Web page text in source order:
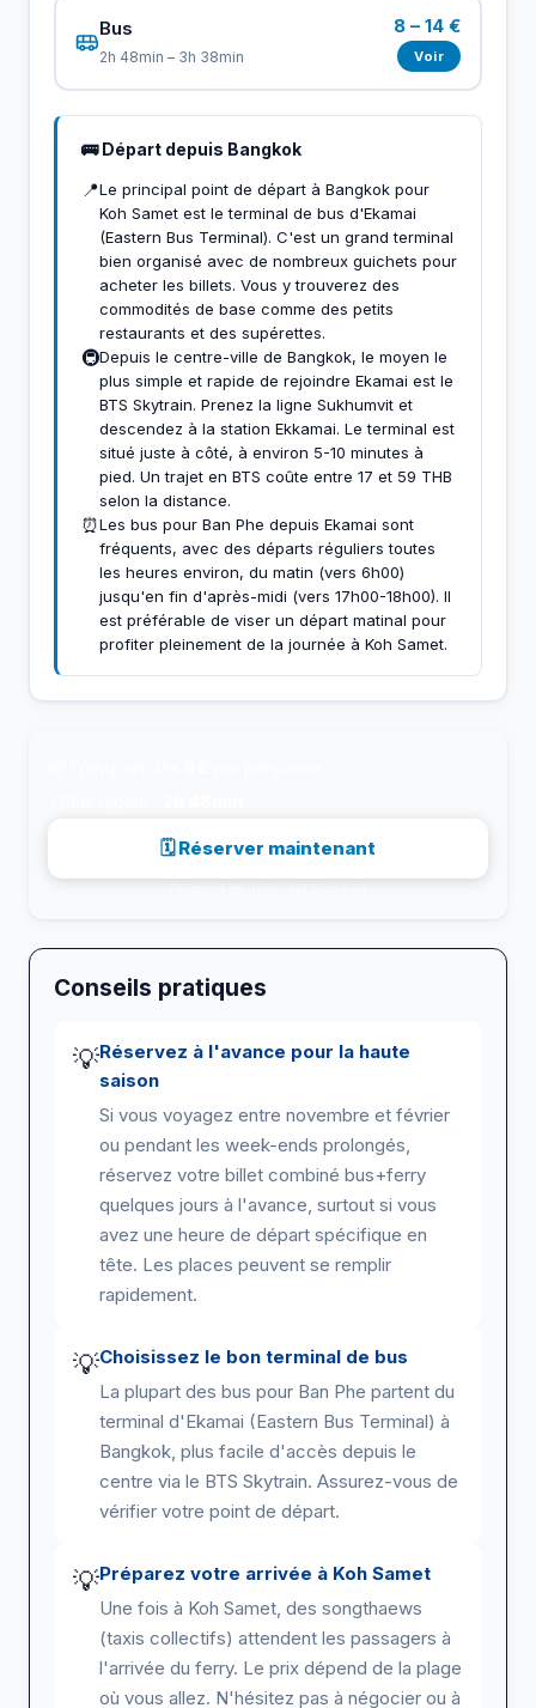
Bus
2h 48min – 3h 38min
8 – 14 €
Voir
🚌 Départ depuis Bangkok
📍Le principal point de départ à Bangkok pour
Koh Samet est le terminal de bus d'Ekamai
(Eastern Bus Terminal). C'est un grand terminal
bien organisé avec de nombreux guichets pour
acheter les billets. Vous y trouverez des
commodités de base comme des petits
restaurants et des supérettes.
🚇Depuis le centre-ville de Bangkok, le moyen le
plus simple et rapide de rejoindre Ekamai est le
BTS Skytrain. Prenez la ligne Sukhumvit et
descendez à la station Ekkamai. Le terminal est
situé juste à côté, à environ 5-10 minutes à
pied. Un trajet en BTS coûte entre 17 et 59 THB
selon la distance.
⏰Les bus pour Ban Phe depuis Ekamai sont
fréquents, avec des départs réguliers toutes
les heures environ, du matin (vers 6h00)
jusqu'en fin d'après-midi (vers 17h00-18h00). Il
est préférable de viser un départ matinal pour
profiter pleinement de la journée à Koh Samet.
🗓 Réserver maintenant
Conseils pratiques
💡Réservez à l'avance pour la haute
saison
Si vous voyagez entre novembre et février
ou pendant les week-ends prolongés,
réservez votre billet combiné bus+ferry
quelques jours à l'avance, surtout si vous
avez une heure de départ spécifique en
tête. Les places peuvent se remplir
rapidement.
💡Choisissez le bon terminal de bus
La plupart des bus pour Ban Phe partent du
terminal d'Ekamai (Eastern Bus Terminal) à
Bangkok, plus facile d'accès depuis le
centre via le BTS Skytrain. Assurez-vous de
vérifier votre point de départ.
💡Préparez votre arrivée à Koh Samet
Une fois à Koh Samet, des songthaews
(taxis collectifs) attendent les passagers à
l'arrivée du ferry. Le prix dépend de la plage
où vous allez. N'hésitez pas à négocier ou à